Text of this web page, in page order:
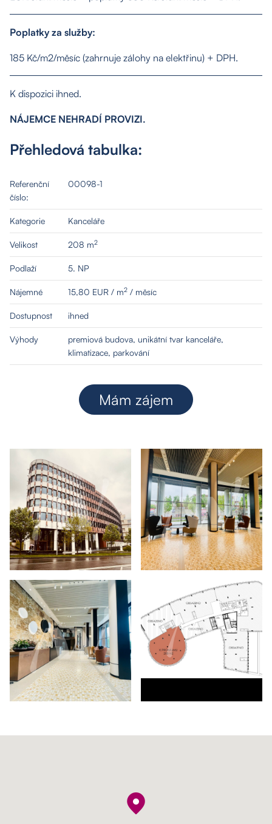
O nás
Nemovitosti
Kontakt
Poplatky za služby:
185 Kč/m2/měsíc (zahrnuje zálohy na elektřinu) + DPH.
K dispozici ihned.
NÁJEMCE NEHRADÍ PROVIZI.
Přehledová tabulka:
Referenční
číslo:
00098-1
Kategorie Kanceláře
Velikost 208 m2
Podlaží 5. NP
Nájemné 15,80 EUR / m2 / měsíc
Dostupnost ihned
Výhody
premiová budova, unikátní tvar kanceláře,
klimatizace, parkování
Mám zájem